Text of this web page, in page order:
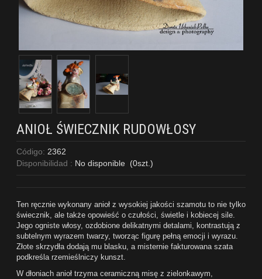
ANIOŁ ŚWIECZNIK RUDOWŁOSY
Código: 2362
Disponibilidad : No disponible (0szt.)
Ten ręcznie wykonany anioł z wysokiej jakości szamotu to nie tylko
świecznik, ale także opowieść o czułości, świetle i kobiecej sile.
Jego ogniste włosy, ozdobione delikatnymi detalami, kontrastują z
subtelnym wyrazem twarzy, tworząc figurę pełną emocji i wyrazu.
Złote skrzydła dodają mu blasku, a misternie fakturowana szata
podkreśla rzemieślniczy kunszt.
W dłoniach anioł trzyma ceramiczną misę z zielonkawym,